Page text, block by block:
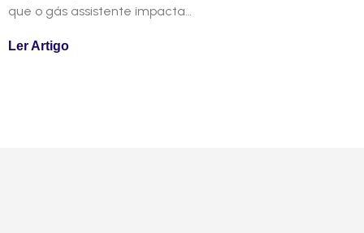
que o gás assistente impacta…
Ler Artigo